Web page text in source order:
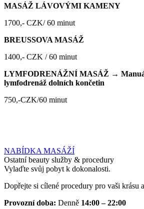
MASÁŽ LÁVOVÝMI KAMENY
1700,- CZK/ 60 minut
BREUSSOVA MASÁŽ
1400,- CZK / 60 minut
LYMFODRENÁŽNÍ MASÁŽ →
lymfodrenáž dolních končetin
750,-CZK/60 minut
NABÍDKA MASÁŽÍ
Ostatní beauty služby & procedury
Vylaďte svůj pobyt k dokonalosti.
Dopřejte si cílené procedury pro vaši krásu
Provozní doba: Denně 14:00 – 22:00